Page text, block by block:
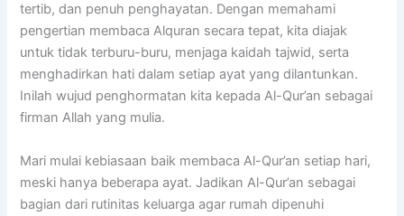
tertib, dan penuh penghayatan. Dengan memahami
pengertian membaca Alquran secara tepat, kita diajak
untuk tidak terburu-buru, menjaga kaidah tajwid, serta
menghadirkan hati dalam setiap ayat yang dilantunkan.
Inilah wujud penghormatan kita kepada Al-Qur’an sebagai
firman Allah yang mulia.
Mari mulai kebiasaan baik membaca Al-Qur’an setiap hari,
meski hanya beberapa ayat. Jadikan Al-Qur’an sebagai
bagian dari rutinitas keluarga agar rumah dipenuhi